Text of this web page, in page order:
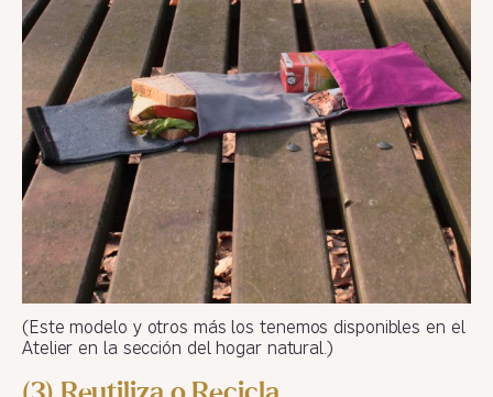
(Este modelo y otros más los tenemos disponibles en el
Atelier en la sección del hogar natural.)